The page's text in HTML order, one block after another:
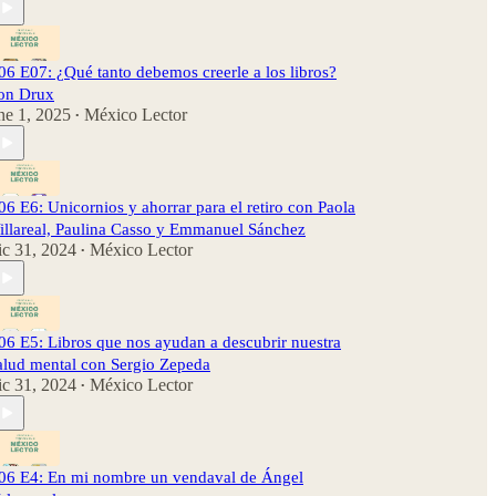
E07: ¿Qué tanto debemos creerle a los libros?
Drux
1, 2025 • México Lector
E6: Unicornios y ahorrar para el retiro con Paola
Paulina Casso y Emmanuel Sánchez
31, 2024 • México Lector
E5: Libros que nos ayudan a descubrir nuestra
mental con Sergio Zepeda
31, 2024 • México Lector
E4: En mi nombre un vendaval de Ángel